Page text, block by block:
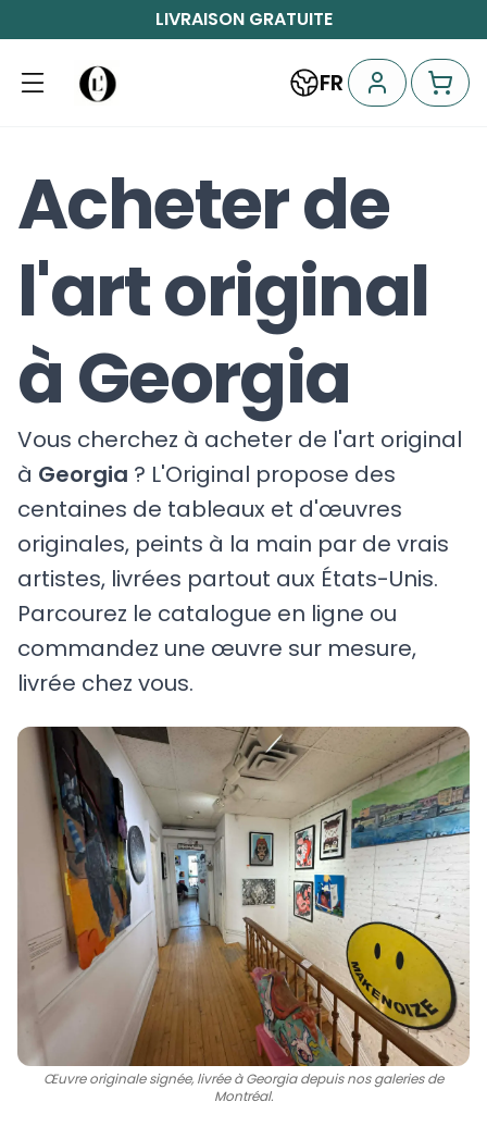
LIVRAISON GRATUITE
FR
Acheter de
l'art original
à Georgia
Vous cherchez à acheter de l'art original
à Georgia ? L'Original propose des
centaines de tableaux et d'œuvres
originales, peints à la main par de vrais
artistes, livrées partout aux États-Unis.
Parcourez le catalogue en ligne ou
commandez une œuvre sur mesure,
livrée chez vous.
Œuvre originale signée, livrée à Georgia depuis nos galeries de
Montréal.